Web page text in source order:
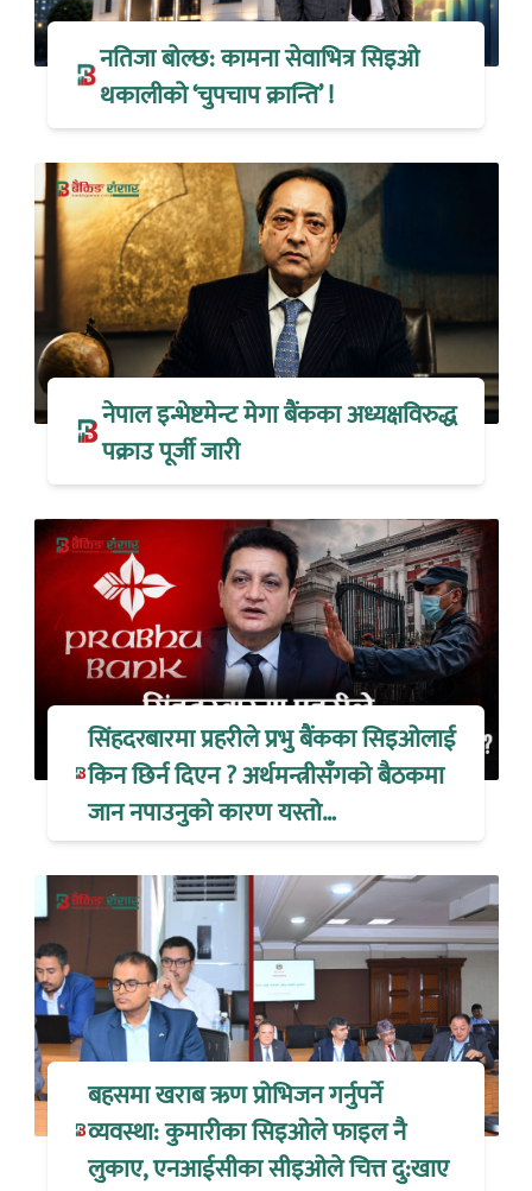
नतिजा बोल्छ: कामना सेवाभित्र सिइओ
थकालीको ‘चुपचाप क्रान्ति’ !
नेपाल इन्भेष्टमेन्ट मेगा बैंकका अध्यक्षविरुद्ध
पक्राउ पूर्जी जारी
सिंहदरबारमा प्रहरीले प्रभु बैंकका सिइओलाई
किन छिर्न दिएन ? अर्थमन्त्रीसँगको बैठकमा
जान नपाउनुको कारण यस्तो…
बहसमा खराब ऋण प्रोभिजन गर्नुपर्ने
व्यवस्था: कुमारीका सिइओले फाइल नै
लुकाए, एनआईसीका सीइओले चित्त दु:खाए